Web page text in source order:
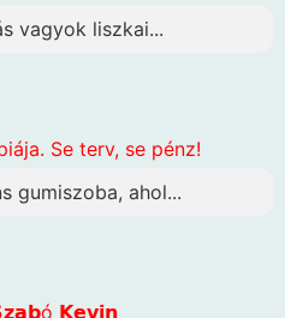
vagyok liszkai...
Se terv, se pénz!
gumiszoba, ahol...
𝗞𝗲𝘃𝗶𝗻